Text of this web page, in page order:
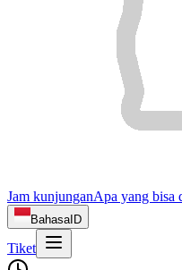
Jam kunjunganApa yang bisa
BahasaID
Tiket